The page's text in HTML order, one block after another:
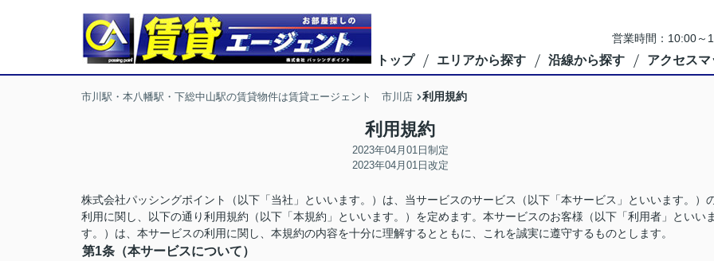
営業時間：10:00～
トップ エリアから探す 沿線から探す アクセスマ
市川駅・本八幡駅・下総中山駅の賃貸物件は賃貸エージェント 市川店 利用規約
利用規約
2023年04月01日制定
2023年04月01日改定
株式会社パッシングポイント（以下「当社」といいます。）は、当サービスのサービス（以下「本サービス」といいます。）
利用に関し、以下の通り利用規約（以下「本規約」といいます。）を定めます。本サービスのお客様（以下「利用者」といい
す。）は、本サービスの利用に関し、本規約の内容を十分に理解するとともに、これを誠実に遵守するものとします。
第1条（本サービスについて）